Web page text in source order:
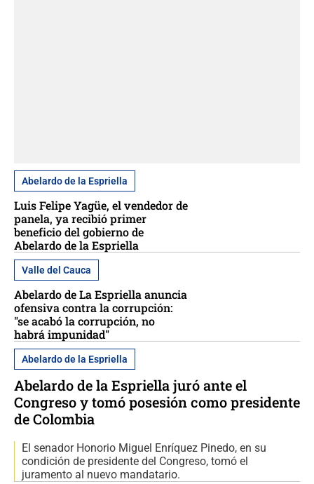
Abelardo de la Espriella
Luis Felipe Yagüe, el vendedor de
panela, ya recibió primer
beneficio del gobierno de
Abelardo de la Espriella
Valle del Cauca
Abelardo de La Espriella anuncia
ofensiva contra la corrupción:
"se acabó la corrupción, no
habrá impunidad"
Abelardo de la Espriella
Abelardo de la Espriella juró ante el
Congreso y tomó posesión como presidente
de Colombia
El senador Honorio Miguel Enríquez Pinedo, en su
condición de presidente del Congreso, tomó el
juramento al nuevo mandatario.